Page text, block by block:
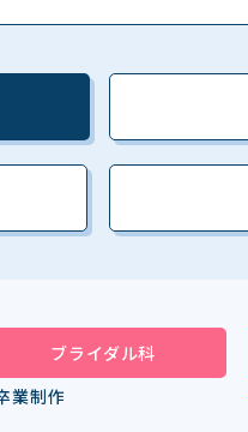
ブライダル科
業制作